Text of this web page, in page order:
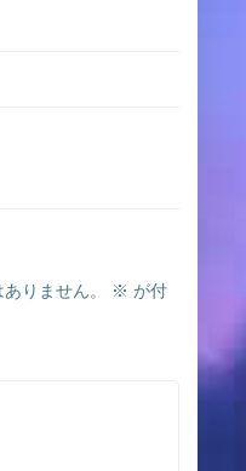
りません。 ※ が付